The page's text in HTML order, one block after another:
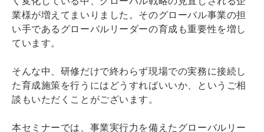
業様が増えてまいりました。そのグローバル事業の担
い手であるグローバルリーダーの育成も重要性を増し
ています。
そんな中、研修だけで終わらず現場での実務に接続し
た育成施策を行うにはどうすればいいか、というご相
談もいただくことがございます。
本セミナーでは、事業実行力を備えたグローバルリー